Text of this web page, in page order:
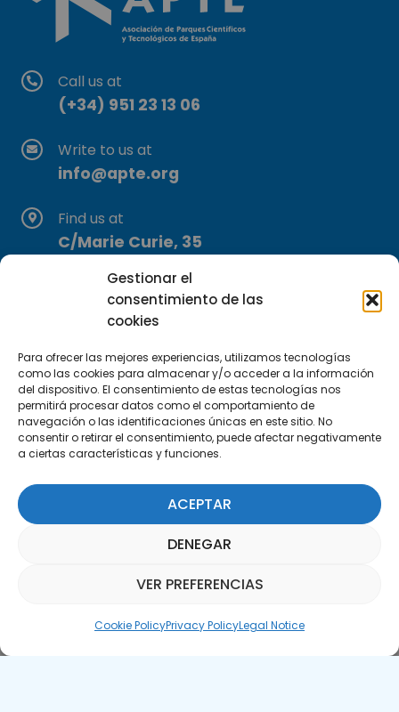
Gestionar el
consentimiento de las
cookies
Para ofrecer las mejores experiencias, utilizamos tecnologías
como las cookies para almacenar y/o acceder a la información
del dispositivo. El consentimiento de estas tecnologías nos
permitirá procesar datos como el comportamiento de
navegación o las identificaciones únicas en este sitio. No
consentir o retirar el consentimiento, puede afectar negativamente
a ciertas características y funciones.
ACEPTAR
DENEGAR
VER PREFERENCIAS
Cookie PolicyPrivacy PolicyLegal Notice
Call us at
(+34) 951 23 13 06
Write to us at
info@apte.org
Find us at
C/Marie Curie, 35
29590 Campanillas, Málaga
Subscribe to our Newsletter
SUBSCRIBE HERE